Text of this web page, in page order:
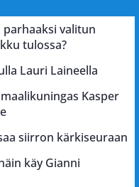
valitun
tulossa?
Lauri Laineella
Kasper
siirron kärkiseuraan
käy Gianni